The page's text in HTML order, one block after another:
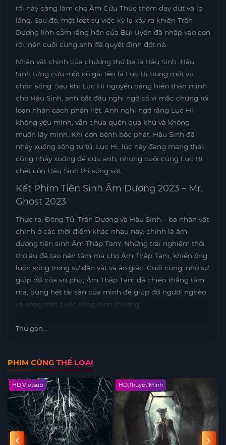
rối này càng làm cho Âm Cửu Thúc thêm day dứt và lo
lắng. Sau đó, một loạt sự việc kỳ lạ xảy ra khiến Trần
Dương linh cảm rằng hồn của Bùi Uyên đã nhập vào con
rối, nên cuối cùng anh đã quyết định đốt nó.
Nhân vật chính của chương thứ ba là Hậu Sinh. Hậu
Sinh từng cứu một cô gái tên là Lục Hi trong một vụ
chôn sống. Sau khi Lục Hi nguyện dâng hiến thân mình
cho Hậu Sinh, anh bắt đầu nghi ngờ cô vì mắc chứng rối
loạn nhân cách phân liệt. Anh nghi ngờ rằng Lục Hi
không yêu mình, vẫn chưa quên quá khứ và không
muốn lấy mình. Khi cơn bệnh bộc phát, Hậu Sinh đã
nhảy xuống sông tự tử. Lục Hi, lúc này đang mang thai,
cũng nhảy xuống để cứu anh, nhưng cuối cùng Lục Hi
chết còn Hậu Sinh thì sống sót.
Kết Phim Tiên Sinh Âm Dương 2023 – Mr.
Ghost 2023
Thực ra, Đông Tử, Trần Dương và Hậu Sinh – ba nhân vật
chính ở các thời điểm khác nhau này, chính là âm
dương tiên sinh Âm Thập Tam! Những trải nghiệm thời
thơ ấu đã tạo nên tâm ma cho Âm Thập Tam, khiến ông
luôn sống trong sự dằn vặt và ảo giác. Cuối cùng, nhờ sự
giúp đỡ của sư phụ, Âm Thập Tam đã chiến thắng tâm
ma, dùng hết tài sản của mình để giúp đỡ người nghèo
và sống một cuộc sống bình thường.
Thu gọn...
PHIM CÙNG THỂ LOẠI
HD,Vietsub HD,Thuyết Minh